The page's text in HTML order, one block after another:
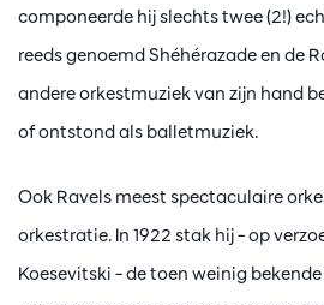
componeerde hij slechts twee (2!)
reeds genoemd Shéhérazade en de
andere orkestmuziek van zijn hand
of ontstond als balletmuziek.
Ook Ravels meest spectaculaire
orkestratie. In 1922 stak hij – op
Koesevitski – de toen weinig